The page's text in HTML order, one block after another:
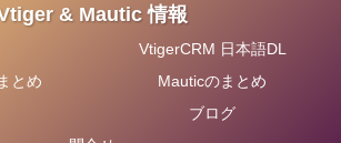
& Mautic 情報
VtigerCRM 日本語DL
とめ
Mauticのまとめ
ブログ